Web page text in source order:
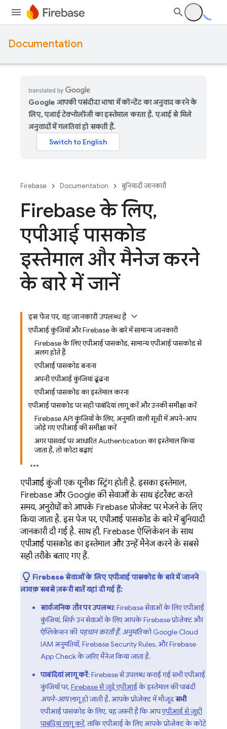
Documentation
Google आपकी पसंदीदा भाषा में कॉन्टेंट का अनुवाद करने के
लिए, एआई टेक्नोलॉजी का इस्तेमाल करता है. एआई से मिले
अनुवादों में गलतियां हो सकती हैं.
Firebase Documentation बुनियादी जानकारी
Firebase के लिए,
एपीआई पासकोड
इस्तेमाल और मैनेज करने
के बारे में जानें
इस पेज पर, यह जानकारी उपलब्ध है
एपीआई कुंजियों और Firebase के बारे में सामान्य जानकारी
Firebase के लिए एपीआई पासकोड, सामान्य एपीआई पासकोड से
अलग होते हैं
एपीआई पासकोड बनाना
अपनी एपीआई कुंजियां ढूंढना
एपीआई पासकोड का इस्तेमाल करना
एपीआई पासकोड पर सही पाबंदियां लागू करें और उनकी समीक्षा करें
Firebase API कुंजियों के लिए, अनुमति वाली सूची में अपने-आप
जोड़े गए एपीआई की समीक्षा करें
अगर पासवर्ड पर आधारित Authentication का इस्तेमाल किया
जाता है, तो कोटा बढ़ाएं
एपीआई कुंजी एक यूनीक स्ट्रिंग होती है. इसका इस्तेमाल,
Firebase और Google की सेवाओं के साथ इंटरैक्ट करते
समय, अनुरोधों को आपके Firebase प्रोजेक्ट पर भेजने के लिए
किया जाता है. इस पेज पर, एपीआई पासकोड के बारे में बुनियादी
जानकारी दी गई है. साथ ही, Firebase ऐप्लिकेशन के साथ
एपीआई पासकोड का इस्तेमाल और उन्हें मैनेज करने के सबसे
सही तरीके बताए गए हैं.
Firebase सेवाओं के लिए एपीआई पासकोड के बारे में जानने
लायक़ सबसे ज़रूरी बातें यहां दी गई हैं:
सार्वजनिक तौर पर उपलब्ध: Firebase सेवाओं के लिए एपीआई
कुंजियां, सिर्फ़ उन सेवाओं के लिए आपके Firebase प्रोजेक्ट और
ऐप्लिकेशन की पहचान करती हैं. अनुमतिकोGoogle Cloud
IAM अनुमतियों, Firebase Security Rules, औरFirebase
App Checkके ज़रिए मैनेज किया जाता है.
पाबंदियां लागू करें: Firebase से उपलब्ध कराई गई सभी एपीआई
कुंजियों पर, Firebase से जुड़े एपीआईके इस्तेमाल की पाबंदी
अपने-आपलागू हो जाती है. आपके प्रोजेक्ट में मौजूदसभी
एपीआई पासकोड के लिए, यह ज़रूरी है कि आपएपीआई से जुड़ी
पाबंदियां लागू करें, ताकि एपीआई के लिए आपके प्रोजेक्ट के कोटे